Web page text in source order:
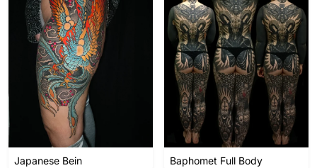
Japanese Bein Baphomet Full Body